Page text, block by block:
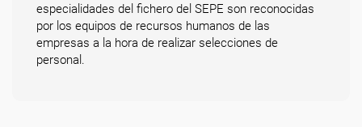
especialidades del fichero del SEPE son reconocidas
por los equipos de recursos humanos de las
empresas a la hora de realizar selecciones de
personal.